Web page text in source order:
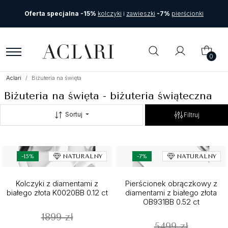
Oferta specjalna -15% kolczyki i zawieszki -7% pierścionki
0
Aclari Biżuteria na święta
Biżuteria na święta - biżuteria świąteczna
Sortuj Filtruj
-15% NATURALNY
Kolczyki z diamentami z
białego złota K0020BB 0.12 ct
1899 zł
-7% NATURALNY
Pierścionek obrączkowy z
diamentami z białego złota
OB931BB 0.52 ct